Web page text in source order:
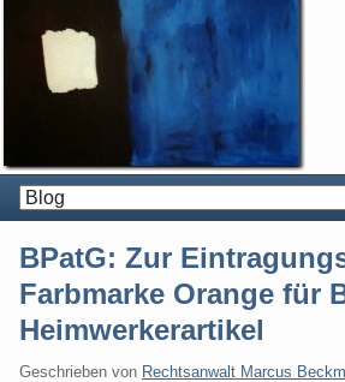
BPatG: Zur
Farbmarke Orange für
Heimwerkerartikel
Geschrieben von Rechtsanwalt Marcus